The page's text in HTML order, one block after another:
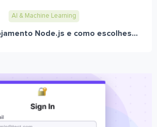
AI & Machine Learning
Node.js e como escolhes...